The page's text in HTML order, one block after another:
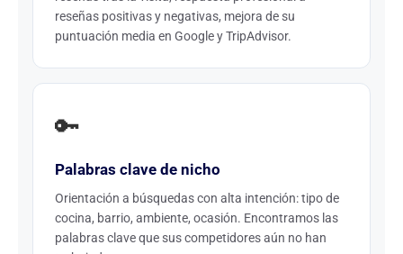
reseñas positivas y negativas, mejora de su
puntuación media en Google y TripAdvisor.
🔑
Palabras clave de nicho
Orientación a búsquedas con alta intención: tipo de
cocina, barrio, ambiente, ocasión. Encontramos las
palabras clave que sus competidores aún no han